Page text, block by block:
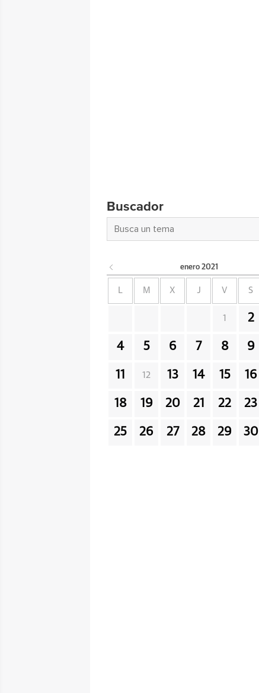
Buscador
enero 2021
L M X J V S
1 2
4 5 6 7 8 9
11 12 13 14 15 16
18 19 20 21 22 23
25 26 27 28 29 30